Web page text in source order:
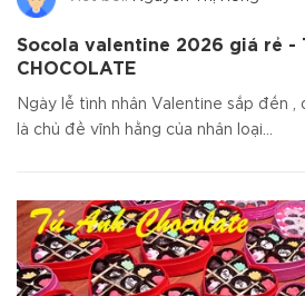
Socola valentine 2026 giá rẻ -
CHOCOLATE
Ngày lễ tình nhân Valentine sắp đến ,
là chủ đề vĩnh hằng của nhân loại...